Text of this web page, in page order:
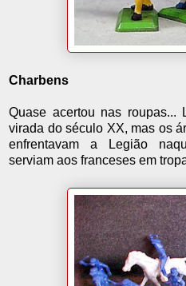
Charbens
Quase acertou nas roupas...
virada do século XX, mas os
enfrentavam a Legião
serviam aos franceses em